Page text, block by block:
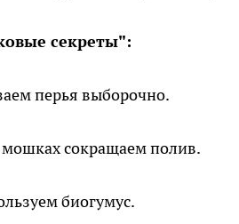
секреты":
перья выборочно.
сокращаем полив.
биогумус.